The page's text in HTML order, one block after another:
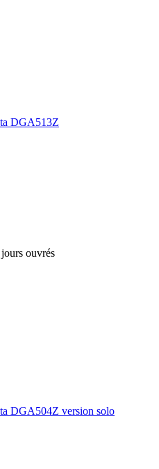
DGA513Z
ouvrés
DGA504Z version solo